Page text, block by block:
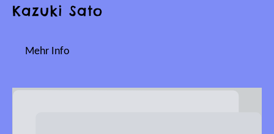
Kazuki Sato
Mehr Info